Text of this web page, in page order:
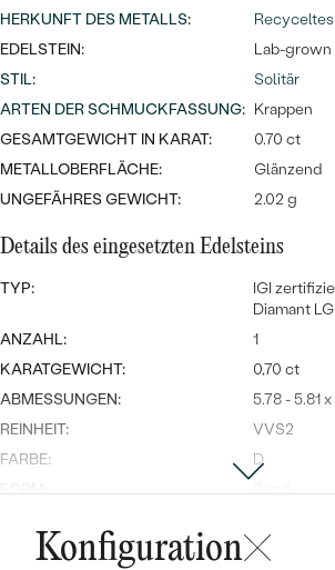
Wave
ANSEHEN
NACH DER FORM
MASSGEFERTIGTER
DIAMANTEN
Ohrrinnge
ANSEHEN
Halsketten
ANSEHEN
Ringe
HERKUNFT DES METALLS:
Recyceltes
EDELSTEIN:
Lab-grown
STIL:
Solitär
ARTEN DER SCHMUCKFASSUNG: Krappen
GESAMTGEWICHT IN KARAT:
0.70 ct
METALLOBERFLÄCHE:
Glänzend
UNGEFÄHRES GEWICHT:
2.02 g
Details des eingesetzten Edelsteins
TYP:
IGI
Diamant
ANZAHL:
1
KARATGEWICHT:
0,70 ct
ABMESSUNGEN:
5.78 - 5.81
REINHEIT:
VVS2
FARBE:
D
FORM:
Rund
GLANZ:
Excellent
Konfiguration